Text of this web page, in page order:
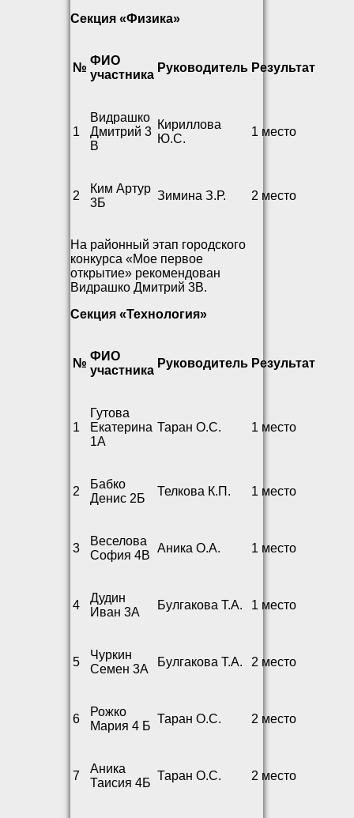
Секция «Физика»
№
ФИО
участника
Руководитель Результат
1
Видрашко
Дмитрий 3
В
Кириллова
Ю.С.
1 место
2
Ким Артур
3Б
Зимина З.Р. 2 место
На районный этап городского
конкурса «Мое первое
открытие» рекомендован
Видрашко Дмитрий 3В.
Секция «Технология»
№
ФИО
участника
Руководитель Результат
1
Гутова
Екатерина
1А
Таран О.С. 1 место
2
Бабко
Денис 2Б
Телкова К.П. 1 место
3
Веселова
София 4В
Аника О.А. 1 место
4
Дудин
Иван 3А
Булгакова Т.А. 1 место
5
Чуркин
Семен 3А
Булгакова Т.А. 2 место
6
Рожко
Мария 4 Б
Таран О.С. 2 место
7
Аника
Таисия 4Б
Таран О.С. 2 место